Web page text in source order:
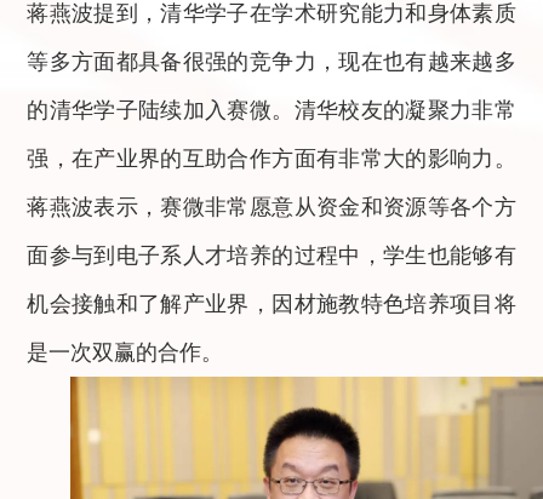
蒋燕波提到，清华学子在学术研究能力和身体素质
等多方面都具备很强的竞争力，现在也有越来越多
的清华学子陆续加入赛微。清华校友的凝聚力非常
强，在产业界的互助合作方面有非常大的影响力。
蒋燕波表示，赛微非常愿意从资金和资源等各个方
面参与到电子系人才培养的过程中，学生也能够有
机会接触和了解产业界，因材施教特色培养项目将
是一次双赢的合作。